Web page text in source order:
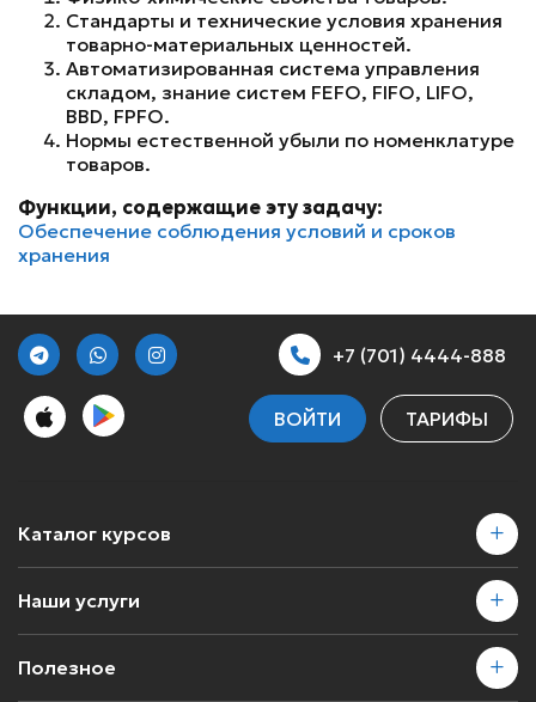
Стандарты и технические условия хранения
товарно-материальных ценностей.
Автоматизированная система управления
складом, знание систем FEFO, FIFO, LIFO,
BBD, FPFO.
Нормы естественной убыли по номенклатуре
товаров.
Функции, содержащие эту задачу:
Обеспечение соблюдения условий и сроков
хранения
+7 (701) 4444-888
ВОЙТИ ТАРИФЫ
Каталог курсов
Наши услуги
Полезное